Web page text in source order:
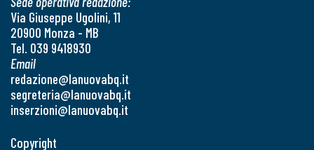
Via Giuseppe Ugolini, 11
20900 Monza - MB
Tel. 039 9418930
Email
redazione@lanuovabq.it
segreteria@lanuovabq.it
inserzioni@lanuovabq.it
Copyright